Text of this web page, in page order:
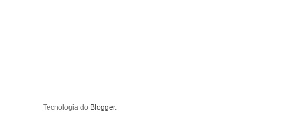
Tecnologia do Blogger.